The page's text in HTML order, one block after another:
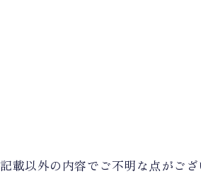
記載以外の内容でご不明な点がご